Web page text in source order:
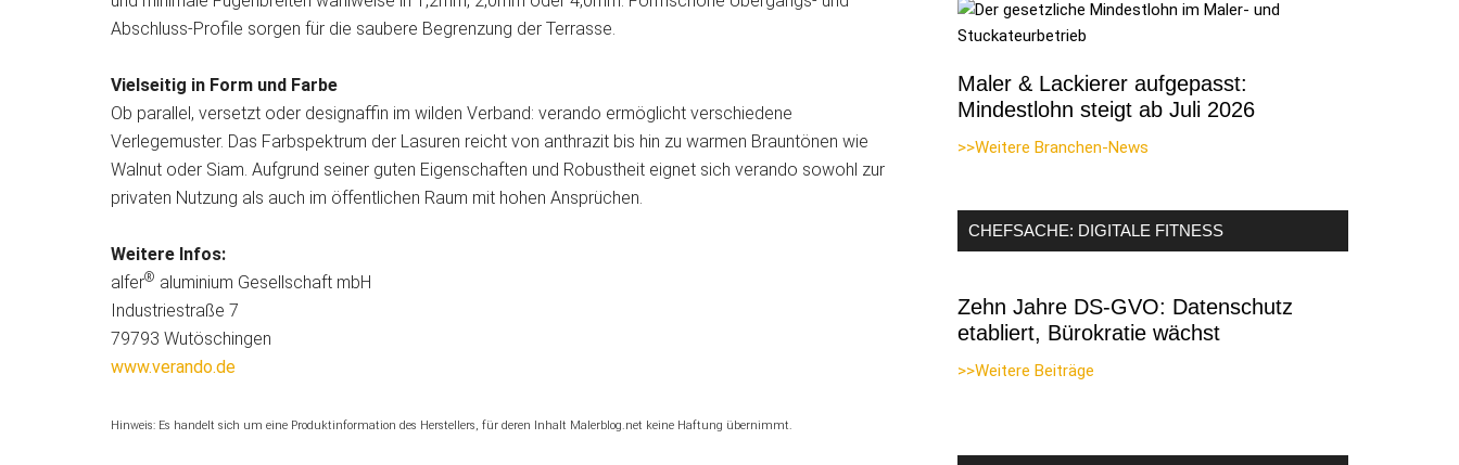
Abschluss-Profile sorgen für die saubere Begrenzung der Terrasse.
Vielseitig in Form und Farbe
Ob parallel, versetzt oder designaffin im wilden Verband: verando ermöglicht verschiedene
Verlegemuster. Das Farbspektrum der Lasuren reicht von anthrazit bis hin zu warmen Brauntönen wie
Walnut oder Siam. Aufgrund seiner guten Eigenschaften und Robustheit eignet sich verando sowohl zur
privaten Nutzung als auch im öffentlichen Raum mit hohen Ansprüchen.
Weitere Infos:
alfer® aluminium Gesellschaft mbH
Industriestraße 7
79793 Wutöschingen
www.verando.de
Hinweis: Es handelt sich um eine Produktinformation des Herstellers, für deren Inhalt Malerblog.net keine Haftung übernimmt.
Maler & Lackierer aufgepasst:
Mindestlohn steigt ab Juli 2026
>>Weitere Branchen-News
CHEFSACHE: DIGITALE FITNESS
Zehn Jahre DS-GVO: Datenschutz
etabliert, Bürokratie wächst
>>Weitere Beiträge